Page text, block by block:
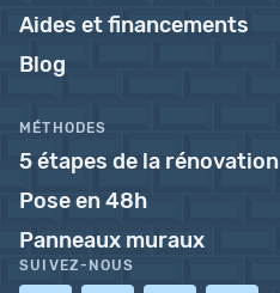
Aides et financements
Blog
MÉTHODES
5 étapes de la rénovation
Pose en 48h
Panneaux muraux
SUIVEZ-NOUS